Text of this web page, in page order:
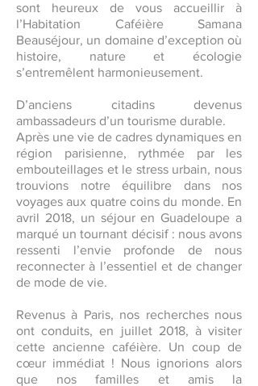
sont heureux de vous accueillir à
l’Habitation Caféière Samana
Beauséjour, un domaine d’exception où
histoire, nature et écologie
s’entremêlent harmonieusement.
D’anciens citadins devenus
ambassadeurs d’un tourisme durable.
Après une vie de cadres dynamiques en
région parisienne, rythmée par les
embouteillages et le stress urbain, nous
trouvions notre équilibre dans nos
voyages aux quatre coins du monde. En
avril 2018, un séjour en Guadeloupe a
marqué un tournant décisif : nous avons
ressenti l’envie profonde de nous
reconnecter à l’essentiel et de changer
de mode de vie.
Revenus à Paris, nos recherches nous
ont conduits, en juillet 2018, à visiter
cette ancienne caféière. Un coup de
cœur immédiat ! Nous ignorions alors
que nos familles et amis la